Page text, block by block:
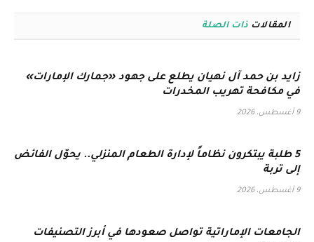
المقالات ذات الصلة
زايد بن حمد آل نهيان يطلع على جهود «جمارك الإمارات»
في مكافحة تهريب المخدرات
9 أغسطس، 2026
5 طلبة يبتكرون نظاماً لإدارة الطعام المنزلي.. يحوّل الفائض
إلى تربة
9 أغسطس، 2026
الجامعات الإماراتية تواصل صعودها في أبرز التصنيفات